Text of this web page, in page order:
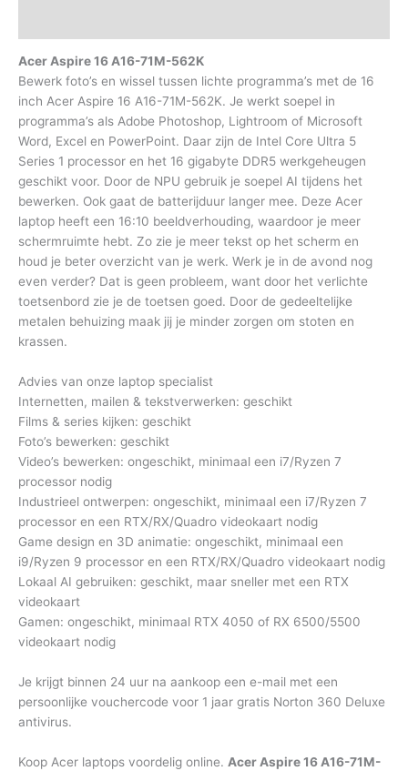
Acer Aspire 16 A16-71M-562K
Bewerk foto’s en wissel tussen lichte programma’s met de 16
inch Acer Aspire 16 A16-71M-562K. Je werkt soepel in
programma’s als Adobe Photoshop, Lightroom of Microsoft
Word, Excel en PowerPoint. Daar zijn de Intel Core Ultra 5
Series 1 processor en het 16 gigabyte DDR5 werkgeheugen
geschikt voor. Door de NPU gebruik je soepel AI tijdens het
bewerken. Ook gaat de batterijduur langer mee. Deze Acer
laptop heeft een 16:10 beeldverhouding, waardoor je meer
schermruimte hebt. Zo zie je meer tekst op het scherm en
houd je beter overzicht van je werk. Werk je in de avond nog
even verder? Dat is geen probleem, want door het verlichte
toetsenbord zie je de toetsen goed. Door de gedeeltelijke
metalen behuizing maak jij je minder zorgen om stoten en
krassen.
Advies van onze laptop specialist
Internetten, mailen & tekstverwerken: geschikt
Films & series kijken: geschikt
Foto’s bewerken: geschikt
Video’s bewerken: ongeschikt, minimaal een i7/Ryzen 7
processor nodig
Industrieel ontwerpen: ongeschikt, minimaal een i7/Ryzen 7
processor en een RTX/RX/Quadro videokaart nodig
Game design en 3D animatie: ongeschikt, minimaal een
i9/Ryzen 9 processor en een RTX/RX/Quadro videokaart nodig
Lokaal AI gebruiken: geschikt, maar sneller met een RTX
videokaart
Gamen: ongeschikt, minimaal RTX 4050 of RX 6500/5500
videokaart nodig
Je krijgt binnen 24 uur na aankoop een e-mail met een
persoonlijke vouchercode voor 1 jaar gratis Norton 360 Deluxe
antivirus.
Koop Acer laptops voordelig online. Acer Aspire 16 A16-71M-